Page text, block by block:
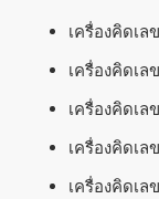
เครื่องคิดเ
เครื่องคิดเ
เครื่องคิดเ
เครื่องคิดเ
เครื่องคิดเ